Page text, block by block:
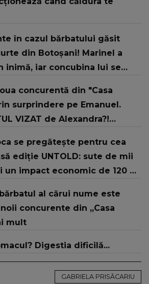
în cazul bărbatului găsit
din Botoșani! Marinel a
inimă, iar concubina lui se
concurentă din "Casa
surprindere pe Emanuel.
VIZAT de Alexandra?!
"Am avut..."
se pregătește pentru cea
ediție UNTOLD: sute de mii
impact economic de 120 de
al cărui nume este
concurente din „Casa
mult
Digestia dificilă...
GABRIELA PRISĂCARIU